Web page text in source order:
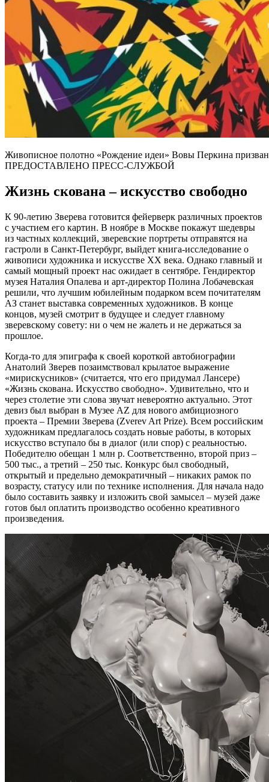
Живописное полотно «Рождение идеи» Вовы Перкина
ПРЕДОСТАВЛЕНО ПРЕСС-СЛУЖБОЙ
Жизнь скована – искусство свободно
К 90-летию Зверева готовится фейерверк различных проектов
с участием его картин. В ноябре в Москве покажут шедевры
из частных коллекций, зверевские портреты отправятся на
гастроли в Санкт-Петербург, выйдет книга-исследование о
живописи художника и искусстве ХХ века. Однако главный и
самый мощный проект нас ожидает в сентябре. Гендиректор
музея Наталия Опалева и арт-директор Полина Лобачевская
решили, что лучшим юбилейным подарком всем почитателям
АЗ станет выставка современных художников. В конце
концов, музей смотрит в будущее и следует главному
зверевскому совету: ни о чем не жалеть и не держаться за
прошлое.
Когда-то для эпиграфа к своей короткой автобиографии
Анатолий Зверев позаимствовал крылатое выражение
«мирискусников» (считается, что его придумал Лансере)
«Жизнь скована. Искусство свободно». Удивительно, что и
через столетие эти слова звучат невероятно актуально. Этот
девиз был выбран в Музее AZ для нового амбициозного
проекта – Премии Зверева (Zverev Art Prize). Всем российским
художникам предлагалось создать новые работы, в которых
искусство вступало бы в диалог (или спор) с реальностью.
Победителю обещан 1 млн р. Соответственно, второй приз –
500 тыс., а третий – 250 тыс. Конкурс был свободный,
открытый и предельно демократичный – никаких рамок по
возрасту, статусу или по технике исполнения. Для начала надо
было составить заявку и изложить свой замысел – музей даже
готов был оплатить производство особенно креативного
произведения.